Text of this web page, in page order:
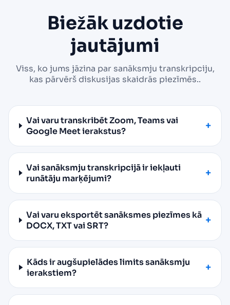
Biežāk uzdotie
jautājumi
Viss, ko jums jāzina par sanāksmju transkripciju,
kas pārvērš diskusijas skaidrās piezīmēs..
Vai varu transkribēt Zoom, Teams vai
Google Meet ierakstus?
Vai sanāksmju transkripcijā ir iekļauti
runātāju marķējumi?
Vai varu eksportēt sanāksmes piezīmes kā
DOCX, TXT vai SRT?
Kāds ir augšupielādes limits sanāksmju
ierakstiem?